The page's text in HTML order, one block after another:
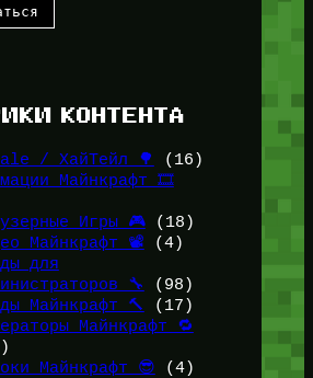
КОНТЕНТА
/ ХайТейл 🌳
(16)
Майнкрафт 🎞️
Игры 🎮(18)
Майнкрафт 📽️ (4)
для
🔧
(98)
Майнкрафт 🔨
(17)
Майнкрафт 🔁
Майнкрафт 😎 (4)